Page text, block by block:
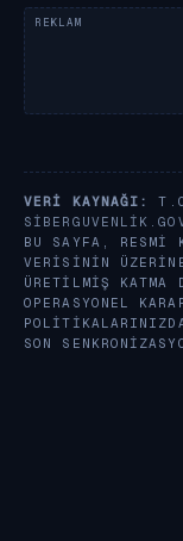
VERI KAYNAĞI:
BU SAYFA, RESMI
VERISININ
ÜRETILMIŞ
OPERASYONEL
SON